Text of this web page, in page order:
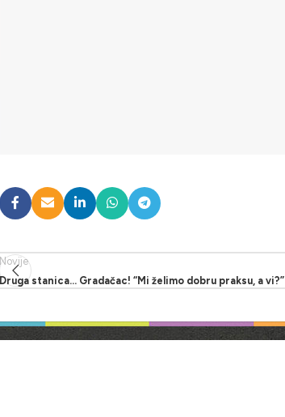
Novije
Druga stanica… Gradačac! “Mi želimo dobru praksu, a vi?”